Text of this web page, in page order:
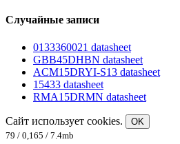
Случайные записи
0133360021 datasheet
GBB45DHBN datasheet
ACM15DRYI-S13 datasheet
15433 datasheet
RMA15DRMN datasheet
Сайт использует cookies.
OK
79 / 0,165 / 7.4mb